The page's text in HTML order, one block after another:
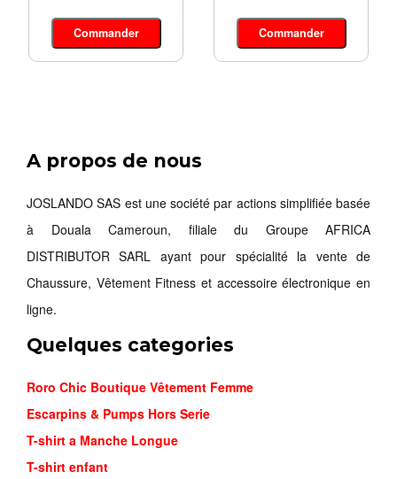
27,000FCFA
Commander
Commander Commander
A propos de nous
JOSLANDO SAS est une société par actions simplifiée basée
à Douala Cameroun, filiale du Groupe AFRICA
DISTRIBUTOR SARL ayant pour spécialité la vente de
Chaussure, Vêtement Fitness et accessoire électronique en
ligne.
Quelques categories
Roro Chic Boutique Vêtement Femme
Escarpins & Pumps Hors Serie
T-shirt a Manche Longue
T-shirt enfant